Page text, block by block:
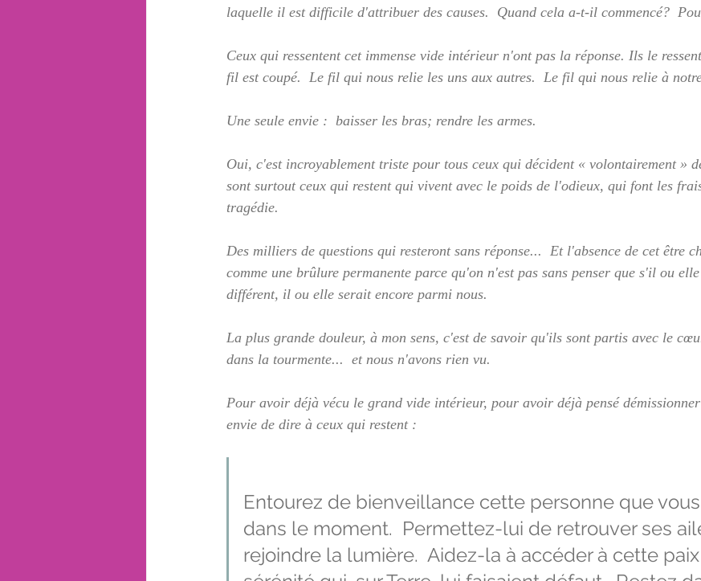
laquelle il est difficile d'attribuer des causes.  Quand cela a-t-il commencé?
Ceux qui ressentent cet immense vide intérieur n'ont pas la réponse. Ils le
fil est coupé.  Le fil qui nous relie les uns aux autres.  Le fil qui nous relie à
Une seule envie :  baisser les bras; rendre les armes.
Oui, c'est incroyablement triste pour tous ceux qui décident « volontairement »
sont surtout ceux qui restent qui vivent avec le poids de l'odieux, qui font les
tragédie.
Des milliers de questions qui resteront sans réponse...  Et l'absence de cet être
comme une brûlure permanente parce qu'on n'est pas sans penser que s'il ou
différent, il ou elle serait encore parmi nous.
La plus grande douleur, à mon sens, c'est de savoir qu'ils sont partis avec le
dans la tourmente...  et nous n'avons rien vu.
Pour avoir déjà vécu le grand vide intérieur, pour avoir déjà pensé
envie de dire à ceux qui restent :
Entourez de bienveillance cette personne que
dans le moment.  Permettez-lui de retrouver ses
rejoindre la lumière.  Aidez-la à accéder à cette